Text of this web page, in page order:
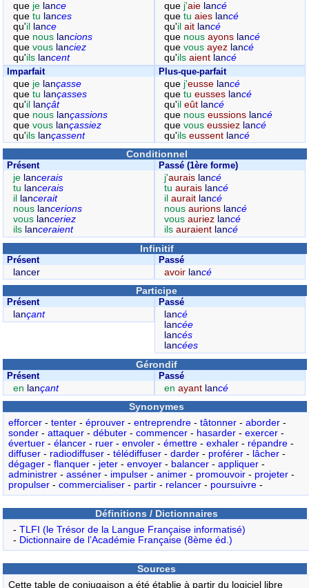
que je lance
que tu lances
qu'il lance
que nous lancions
que vous lanciez
qu'ils lancent
que j'aie lancé
quetuaies lancé
qu'ilait lancé
que nousayons lancé
quevousayez lancé
qu'ilsaient lancé
Imparfait
que je lançasse
que tu lançasses
qu'il lançât
que nous lançassions
que vous lançassiez
qu'ils lançassent
Plus-que-parfait
que j'eusse lancé
quetueusses lancé
qu'ileût lancé
que nouseussions lancé
quevouseussiez lancé
qu'ilseussent lancé
Conditionnel
Présent
je lancerais
tu lancerais
il
lancerait
nous lancerions
vous lanceriez
ils lanceraient
Passé (1ère forme)
j'aurais lancé
tuaurais lancé
ilaurait lancé
nousaurions lancé
vousauriez lancé
ilsauraient lancé
Infinitif
Présent
lancer
Passé
avoir lancé
Participe
Présent
lançant
Passé
lancé
lancée
lancés
lancées
Gérondif
Présent
en lançant
Passé
enayant lancé
Synonymes
efforcer- tenter- éprouver- entreprendre- tâtonner- aborder-
sonder- attaquer- débuter- commencer- hasarder- exercer-
évertuer- élancer- ruer- envoler- émettre- exhaler- répandre-
diffuser- radiodiffuser- télédiffuser- darder- proférer- lâcher-
dégager- flanquer- jeter- envoyer- balancer- appliquer-
administrer- asséner- impulser- animer- promouvoir- projeter-
propulser- commercialiser- partir- relancer- poursuivre-
Définitions / Dictionnaires
- TLFI (le Trésor de la Langue Française informatisé)
- Dictionnaire de l’Académie Française (8ème éd.)
Sources
Cette table de conjugaison a été établie à partir du logiciel libre